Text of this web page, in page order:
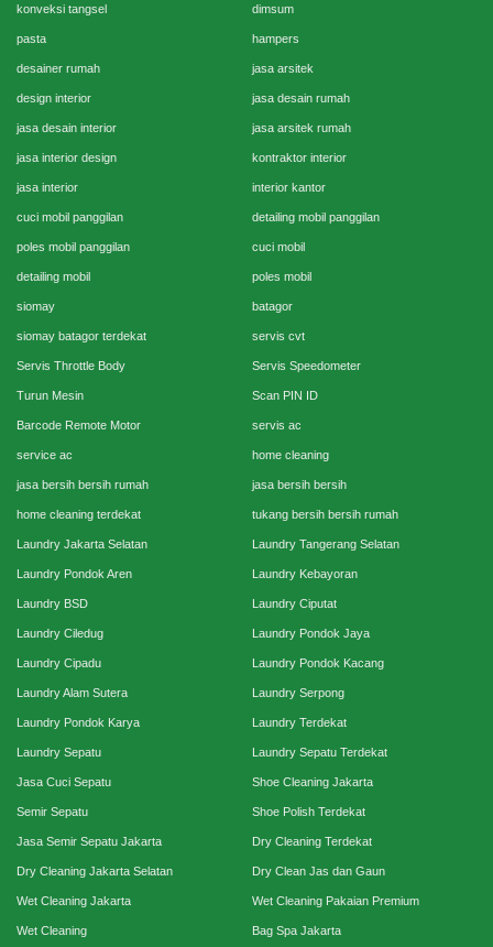
konveksi tangsel dimsum
pasta hampers
desainer rumah jasa arsitek
design interior jasa desain rumah
jasa desain interior jasa arsitek rumah
jasa interior design kontraktor interior
jasa interior interior kantor
cuci mobil panggilan detailing mobil panggilan
poles mobil panggilan cuci mobil
detailing mobil poles mobil
siomay batagor
siomay batagor terdekat servis cvt
Servis Throttle Body Servis Speedometer
Turun Mesin Scan PIN ID
Barcode Remote Motor servis ac
service ac home cleaning
jasa bersih bersih rumah jasa bersih bersih
home cleaning terdekat tukang bersih bersih rumah
Laundry Jakarta Selatan Laundry Tangerang Selatan
Laundry Pondok Aren Laundry Kebayoran
Laundry BSD Laundry Ciputat
Laundry Ciledug Laundry Pondok Jaya
Laundry Cipadu Laundry Pondok Kacang
Laundry Alam Sutera Laundry Serpong
Laundry Pondok Karya Laundry Terdekat
Laundry Sepatu Laundry Sepatu Terdekat
Jasa Cuci Sepatu Shoe Cleaning Jakarta
Semir Sepatu Shoe Polish Terdekat
Jasa Semir Sepatu Jakarta Dry Cleaning Terdekat
Dry Cleaning Jakarta Selatan Dry Clean Jas dan Gaun
Wet Cleaning Jakarta Wet Cleaning Pakaian Premium
Wet Cleaning Bag Spa Jakarta